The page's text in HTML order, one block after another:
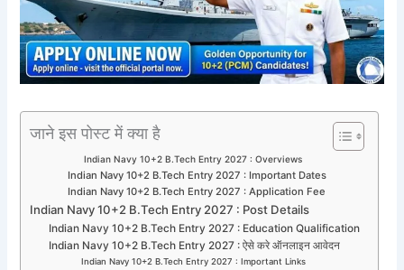
जाने इस पोस्ट में क्या है
Indian Navy 10+2 B.Tech Entry 2027 : Overviews
Indian Navy 10+2 B.Tech Entry 2027 : Important Dates
Indian Navy 10+2 B.Tech Entry 2027 : Application Fee
Indian Navy 10+2 B.Tech Entry 2027 : Post Details
Indian Navy 10+2 B.Tech Entry 2027 : Education Qualification
Indian Navy 10+2 B.Tech Entry 2027 : ऐसे करे ऑनलाइन आवेदन
Indian Navy 10+2 B.Tech Entry 2027 : Important Links